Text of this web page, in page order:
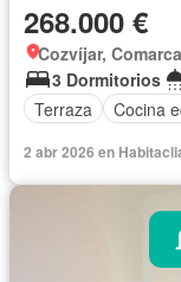
268.000 €
Cozvíjar,
3 Dormitorios
Terraza
Cocina
2 abr 2026 en